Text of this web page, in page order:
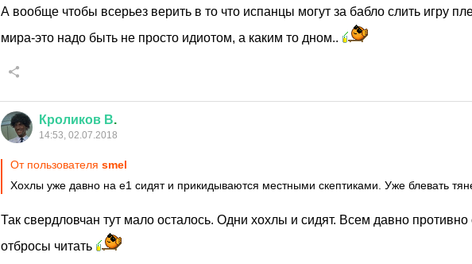
А вообще чтобы всерьез верить в то что испанцы могут за бабло слить игру
мира-это надо быть не просто идиотом, а каким то дном..
Кроликов В.
14:53, 02.07.2018
От пользователя smel
Хохлы уже давно на е1 сидят и прикидываются местными скептиками. Уже блевать
Так свердловчан тут мало осталось. Одни хохлы и сидят. Всем давно противно
отбросы читать